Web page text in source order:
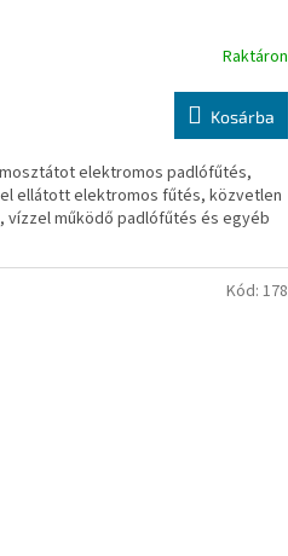
Raktáron
Kosárba
elektromos padlófűtés,
ellátott elektromos fűtés, közvetlen
működő padlófűtés és egyéb
Kód:178